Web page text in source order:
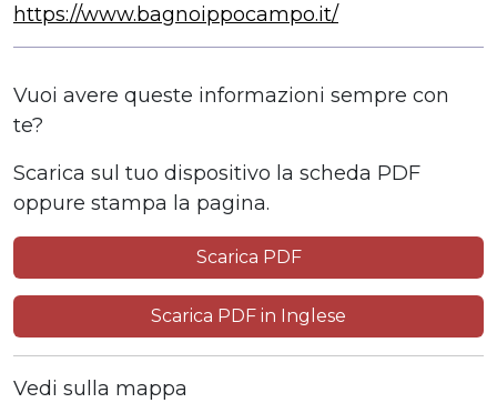
https://www.bagnoippocampo.it/
Vuoi avere queste informazioni sempre con
te?
Scarica sul tuo dispositivo la scheda PDF
oppure stampa la pagina.
Scarica PDF
Scarica PDF in Inglese
Vedi sulla mappa